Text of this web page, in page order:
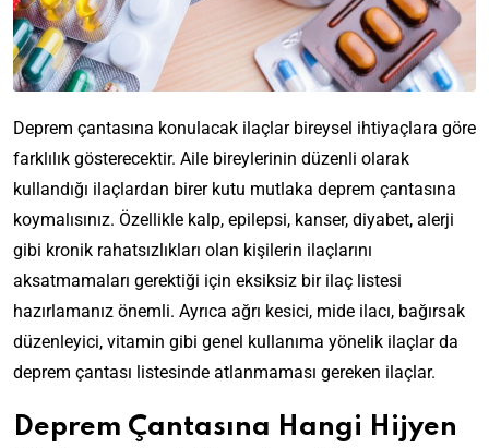
Deprem çantasına konulacak ilaçlar bireysel ihtiyaçlara göre
farklılık gösterecektir. Aile bireylerinin düzenli olarak
kullandığı ilaçlardan birer kutu mutlaka deprem çantasına
koymalısınız. Özellikle kalp, epilepsi, kanser, diyabet, alerji
gibi kronik rahatsızlıkları olan kişilerin ilaçlarını
aksatmamaları gerektiği için eksiksiz bir ilaç listesi
hazırlamanız önemli. Ayrıca ağrı kesici, mide ilacı, bağırsak
düzenleyici, vitamin gibi genel kullanıma yönelik ilaçlar da
deprem çantası listesinde atlanmaması gereken ilaçlar.
Deprem Çantasına Hangi Hijyen